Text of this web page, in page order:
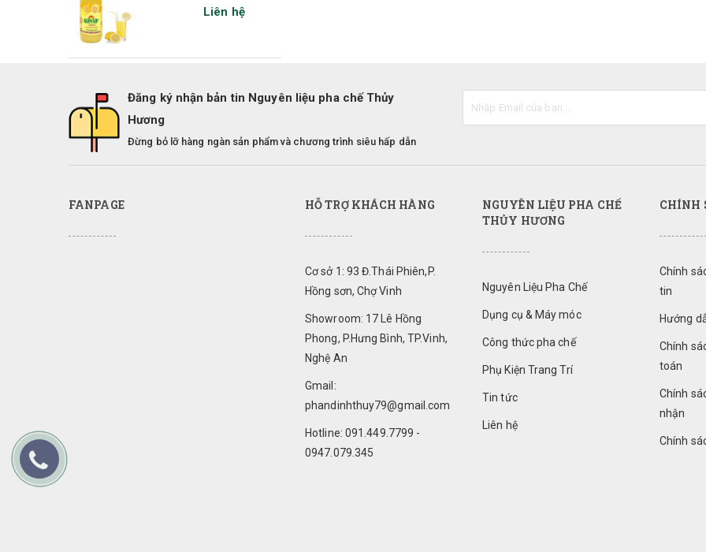
Liên hệ
Đăng ký nhận bản tin Nguyên liệu pha chế Thủy
Hương
Đừng bỏ lỡ hàng ngàn sản phẩm và chương trình siêu hấp dẫn
FANPAGE HỖ TRỢ KHÁCH HÀNG
Cơ sở 1: 93 Đ.Thái Phiên,P.
Hồng sơn, Chợ Vinh
Showroom: 17 Lê Hồng
Phong, P.Hưng Bình, TP.Vinh,
Nghệ An
Gmail:
phandinhthuy79@gmail.com
Hotline: 091.449.7799 -
0947.079.345
NGUYÊN LIỆU PHA CHẾ
THỦY HƯƠNG
Nguyên Liệu Pha Chế
Dụng cụ & Máy móc
Công thức pha chế
Phụ Kiện Trang Trí
Tin tức
Liên hệ
CHÍNH
Chính
tin
Hướng
Chính
toán
Chính
nhận
Chính